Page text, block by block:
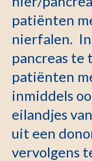
patiënten
nierfalen. In
pancreas te
patiënten
inmiddels
eilandjes
uit een
vervolgens